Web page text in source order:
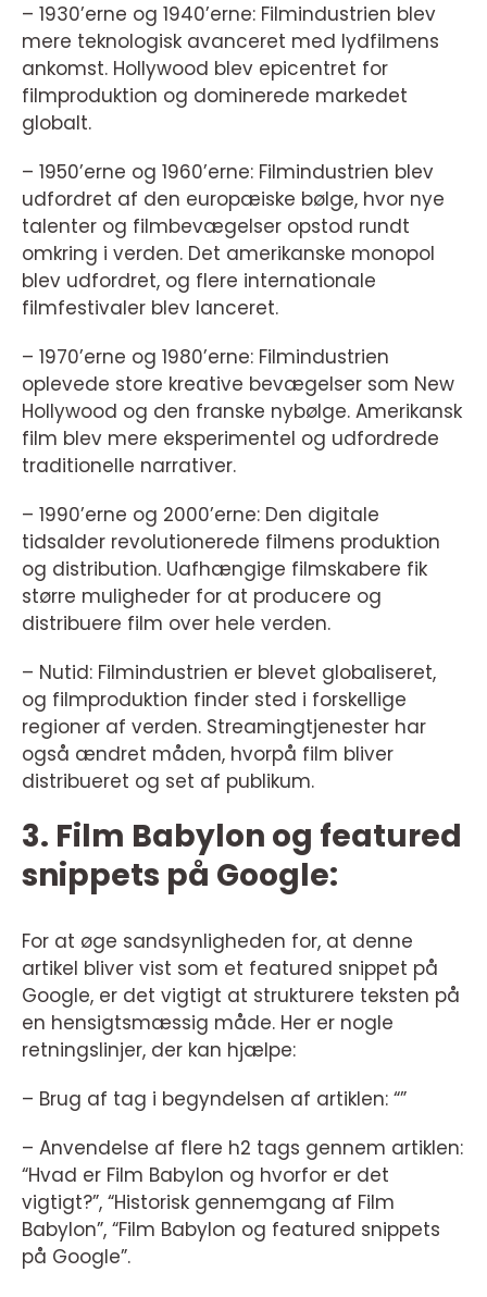
– 1930’erne og 1940’erne: Filmindustrien blev
mere teknologisk avanceret med lydfilmens
ankomst. Hollywood blev epicentret for
filmproduktion og dominerede markedet
globalt.
– 1950’erne og 1960’erne: Filmindustrien blev
udfordret af den europæiske bølge, hvor nye
talenter og filmbevægelser opstod rundt
omkring i verden. Det amerikanske monopol
blev udfordret, og flere internationale
filmfestivaler blev lanceret.
– 1970’erne og 1980’erne: Filmindustrien
oplevede store kreative bevægelser som New
Hollywood og den franske nybølge. Amerikansk
film blev mere eksperimentel og udfordrede
traditionelle narrativer.
– 1990’erne og 2000’erne: Den digitale
tidsalder revolutionerede filmens produktion
og distribution. Uafhængige filmskabere fik
større muligheder for at producere og
distribuere film over hele verden.
– Nutid: Filmindustrien er blevet globaliseret,
og filmproduktion finder sted i forskellige
regioner af verden. Streamingtjenester har
også ændret måden, hvorpå film bliver
distribueret og set af publikum.
3. Film Babylon og featured
snippets på Google:
For at øge sandsynligheden for, at denne
artikel bliver vist som et featured snippet på
Google, er det vigtigt at strukturere teksten på
en hensigtsmæssig måde. Her er nogle
retningslinjer, der kan hjælpe:
– Brug af tag i begyndelsen af artiklen: “”
– Anvendelse af flere h2 tags gennem artiklen:
“Hvad er Film Babylon og hvorfor er det
vigtigt?”, “Historisk gennemgang af Film
Babylon”, “Film Babylon og featured snippets
på Google”.